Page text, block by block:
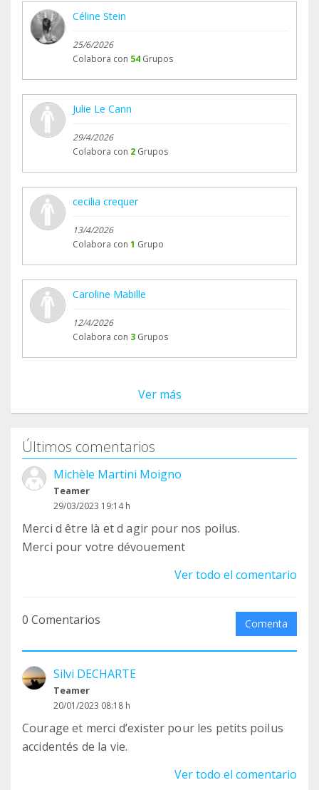
Céline Stein
25/6/2026
Colabora con 54 Grupos
Julie Le Cann
29/4/2026
Colabora con 2 Grupos
cecilia crequer
13/4/2026
Colabora con 1 Grupo
Caroline Mabille
12/4/2026
Colabora con 3 Grupos
Ver más
Últimos comentarios
Michèle Martini Moigno
Teamer
29/03/2023 19:14 h
Merci d être là et d agir pour nos poilus.
Merci pour votre dévouement
Ver todo el comentario
0 Comentarios Comenta
Silvi DECHARTE
Teamer
20/01/2023 08:18 h
Courage et merci d’exister pour les petits poilus
accidentés de la vie.
Ver todo el comentario